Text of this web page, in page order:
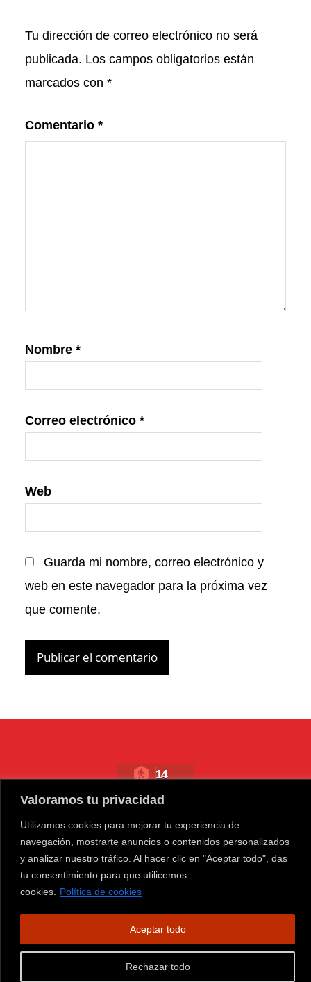
Valoramos tu privacidad
Utilizamos cookies para mejorar tu experiencia de
navegación, mostrarte anuncios o contenidos personalizados
y analizar nuestro tráfico. Al hacer clic en "Aceptar todo", das
tu consentimiento para que utilicemos
cookies.
Política de cookies
Rechazar todo
Aceptar todo
Tu dirección de correo electrónico no será
publicada. Los campos obligatorios están
marcados con *
Comentario *
Nombre *
Correo electrónico *
Web
Guarda mi nombre, correo electrónico y
web en este navegador para la próxima vez
que comente.
14
contacto Politicas de Privacidad
Cookies| Sobre Nosotros SiteMap